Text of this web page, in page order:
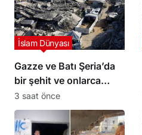
Gazze ve Batı Şeria’da
bir şehit ve onlarca
yaralı
İslam Dünyası
3 saat önce